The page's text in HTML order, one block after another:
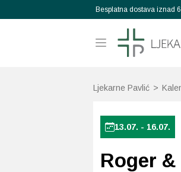
Besplatna dostava iznad
Ljekarne Pavlić >
13.07. - 16.07.
Roger &